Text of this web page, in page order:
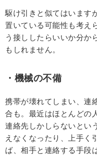
駆け引きと似てはいます
置いている可能性も考え
う接ししたらいいか分か
もしれません。
・機械の不備
携帯が壊れてしまい、連
合も。最近はほとんどの
連絡先しかしらないとい
えなくなったり、上手く
ば、相手と連絡する手段